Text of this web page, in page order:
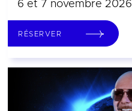
6 et 7 novembre 2026
RÉSERVER